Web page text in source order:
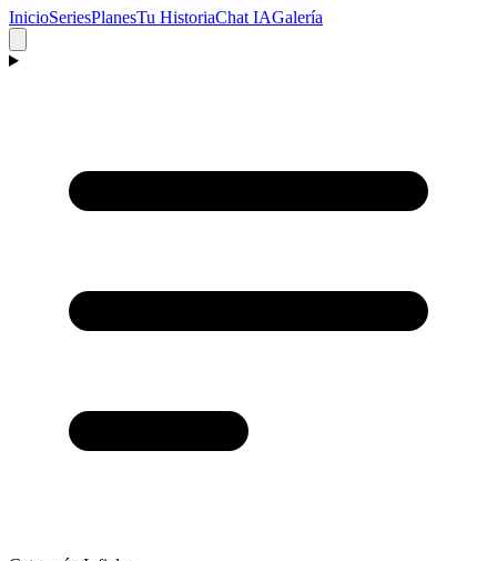
InicioSeriesPlanesTu HistoriaChat IAGalería